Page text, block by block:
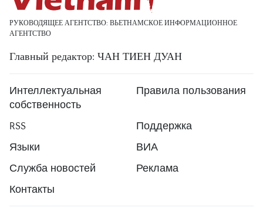
РУКОВОДЯЩЕЕ АГЕНТСТВО: ВЬЕТНАМСКОЕ ИНФОРМАЦИОННОЕ
АГЕНТСТВО
Главный редактор: ЧАН ТИЕН ДУАН
Интеллектуальная
собственность
Правила пользования
RSS
Поддержка
Языки
ВИА
Служба новостей
Реклама
Контакты